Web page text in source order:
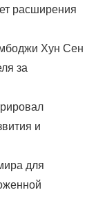
расширения
Хун Сен
за
и
для